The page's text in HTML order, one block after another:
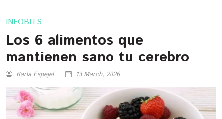
INFOBITS
Los 6 alimentos que
mantienen sano tu cerebro
Karla Espejel 13 March, 2026